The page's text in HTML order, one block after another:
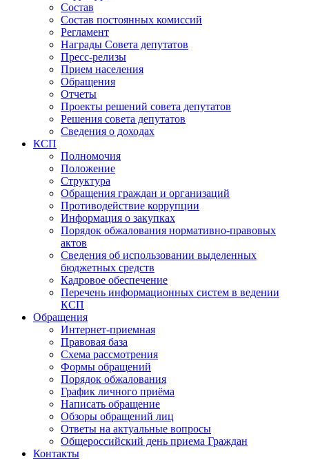
Состав
Состав постоянных комиссий
Регламент
Награды Совета депутатов
Пресс-релизы
Прием населения
Обращения
Отчеты
Проекты решений совета депутатов
Решения совета депутатов
Сведения о доходах
КСП
Полномочия
Положение
Структура
Обращения граждан и организаций
Противодействие коррупции
Информация о закупках
Порядок обжалования нормативно-правовых
актов
Сведения об использовании выделенных
бюджетных средств
Кадровое обеспечение
Перечень информационных систем в ведении
КСП
Обращения
Интернет-приемная
Правовая база
Схема рассмотрения
Формы обращений
Порядок обжалования
График личного приёма
Написать обращение
Обзоры обращений лиц
Ответы на актуальные вопросы
Общероссийский день приема Граждан
Контакты